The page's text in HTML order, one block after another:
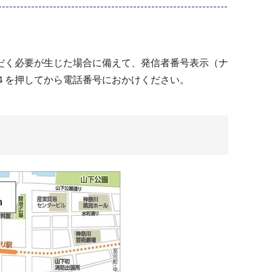
必要が生じた場合に備えて、発信者番号表示（ナ
押してから電話番号におかけください。